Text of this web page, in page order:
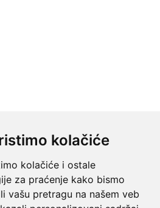
kolačiće
kolačiće i ostale
za praćenje kako bismo
vašu pretragu na našem veb